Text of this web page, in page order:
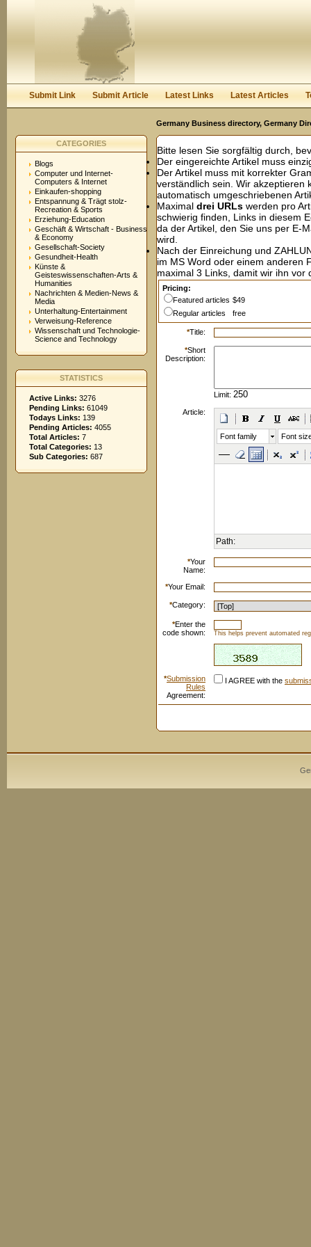
Keep me logged in.
Submit Link Submit Article Latest Links Latest Articles
Germany Business directory, Germany
CATEGORIES
Blogs
Computer und Internet-
Computers & Internet
Einkaufen-shopping
Entspannung & Trägt stolz-
Recreation & Sports
Erziehung-Education
Geschäft & Wirtschaft - Business
& Economy
Gesellschaft-Society
Gesundheit-Health
Künste &
Geisteswissenschaften-Arts &
Humanities
Nachrichten & Medien-News &
Media
Unterhaltung-Entertainment
Verweisung-Reference
Wissenschaft und Technologie-
Science and Technology
STATISTICS
Active Links: 3276
Pending Links: 61049
Todays Links: 139
Pending Articles: 4055
Total Articles: 7
Total Categories: 13
Sub Categories: 687
Bitte lesen Sie sorgfältig durch,
Der eingereichte Artikel muss
Der Artikel muss mit korrekter
verständlich sein. Wir akzeptieren
automatisch umgeschriebenen
Maximal drei URLs werden pro
schwierig finden, Links in diesem
da der Artikel, den Sie uns per E-
wird.
Nach der Einreichung und
im MS Word oder einem anderen
maximal 3 Links, damit wir ihn
Pricing:
Featured articles $49
Regular articles
free
*Title:
*Short
Description:
Limit:
Article:
Font family Font
Path:
*Your
Name:
*Your Email:
*Category:
*Enter the
code shown:
This helps prevent automated
*Submission
Rules
Agreement:
I AGREE with the